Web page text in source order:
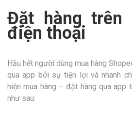
Đặt hàng trên
điện thoại
Hầu hết người dùng mua hàng
qua app bởi sự tiện lợi và nhanh
hiện mua hàng – đặt hàng qua app
như sau: